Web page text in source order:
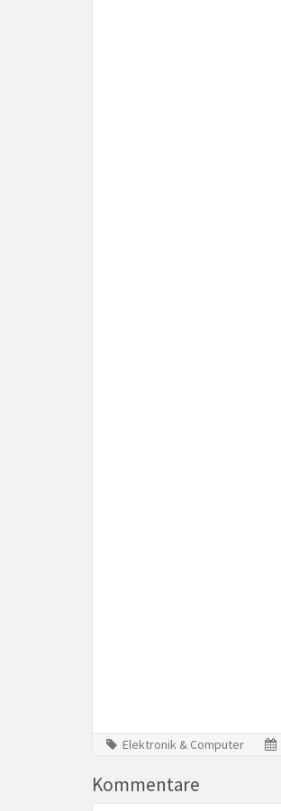
Elektronik & Computer
Kommentare